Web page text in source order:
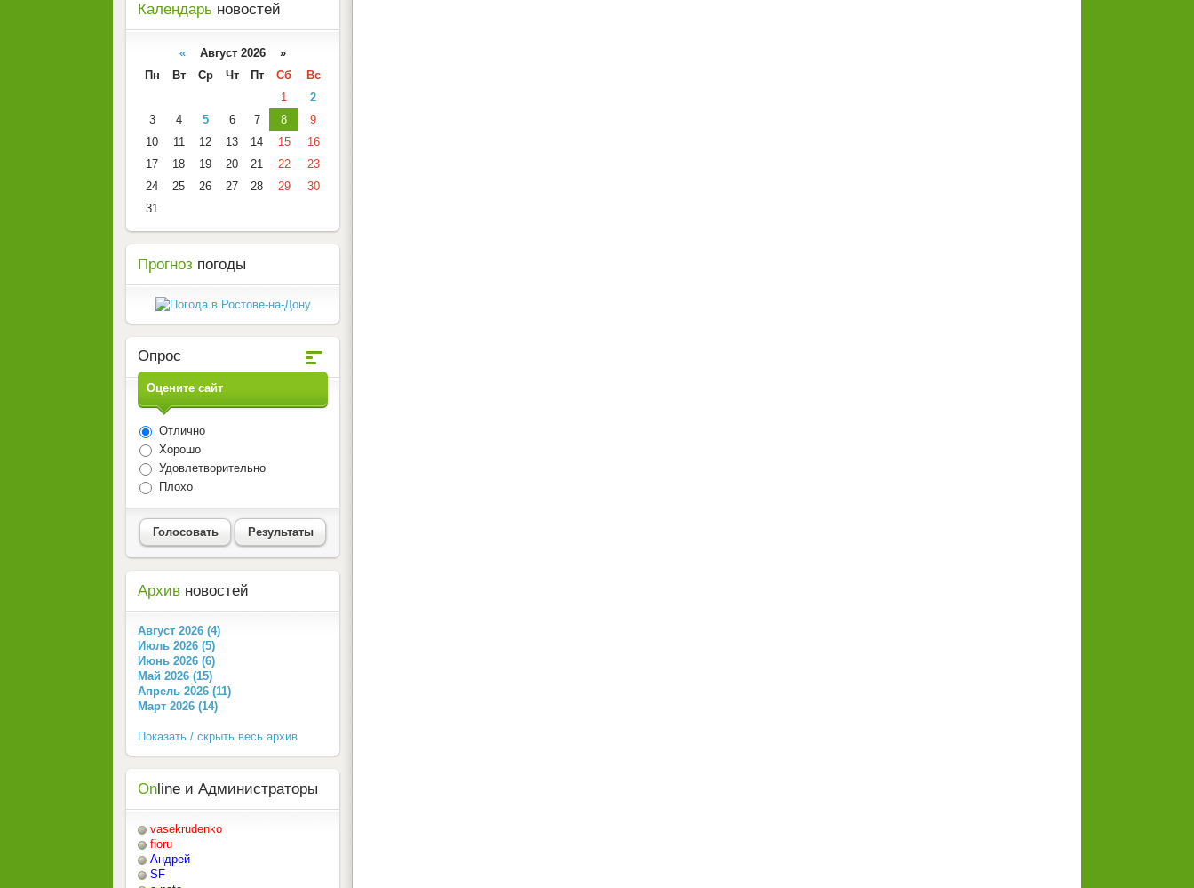
Календарь новостей
« Август 2026 »
Пн
Вт Ср Чт Пт Сб
Вс
1
2
3
4 5 6 7 8
9
10
11 12 13 14 15
16
17
18 19 20 21 22
23
24
25 26 27 28 29
30
31
Прогноз погоды
Опрос
Оцените сайт
Отлично
Хорошо
Удовлетворительно
Плохо
Голосовать Результаты
Архив новостей
Август 2026 (4)
Июль 2026 (5)
Июнь 2026 (6)
Май 2026 (15)
Апрель 2026 (11)
Март 2026 (14)
Показать / скрыть весь архив
On line и Администраторы
vasekrudenko
fioru
Андрей
SF